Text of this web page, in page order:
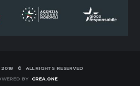
2018 © ALL RIGHTS RESERVED
BY
CREA.ONE